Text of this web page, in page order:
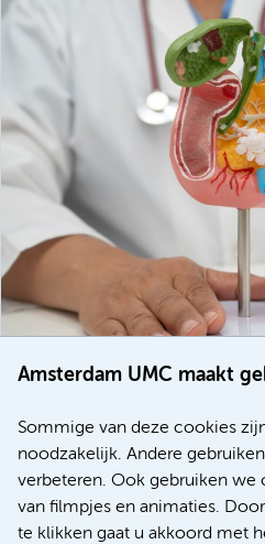
Amsterdam UMC maakt
Sommige van deze cookies
noodzakelijk. Andere
verbeteren. Ook gebruiken
van filmpjes en animaties.
te klikken gaat u akkoord met
voor patiënten met